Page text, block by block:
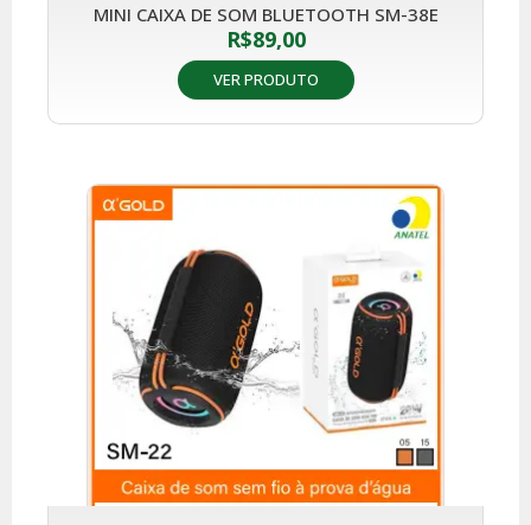
MINI CAIXA DE SOM BLUETOOTH SM-38E
R$89,00
VER PRODUTO